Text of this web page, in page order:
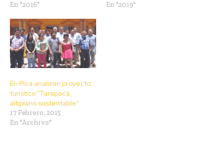
En "2016"
En "2019"
En Pica analizan proyecto
turístico “Tarapacá,
altiplano sustentable”
17 Febrero, 2015
En "Archivo"